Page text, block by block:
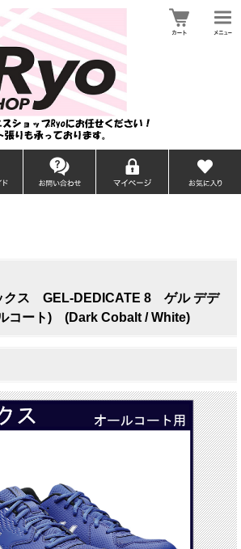
クス GEL-DEDICATE 8 ゲル デデ
コート) (Dark Cobalt / White)